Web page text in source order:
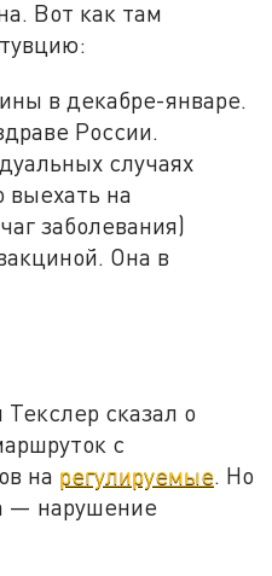
Вот как там
в декабре-январе.
России.
случаях
выехать на
заболевания)
Она в
сказал о
с
на регулируемые. Но
— нарушение